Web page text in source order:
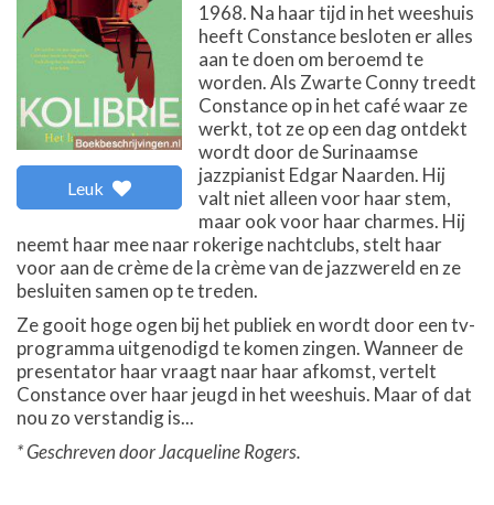
Leuk
1968. Na haar tijd in het weeshuis
heeft Constance besloten er alles
aan te doen om beroemd te
worden. Als Zwarte Conny treedt
Constance op in het café waar ze
werkt, tot ze op een dag ontdekt
wordt door de Surinaamse
jazzpianist Edgar Naarden. Hij
valt niet alleen voor haar stem,
maar ook voor haar charmes. Hij
neemt haar mee naar rokerige nachtclubs, stelt haar
voor aan de crème de la crème van de jazzwereld en ze
besluiten samen op te treden.
Ze gooit hoge ogen bij het publiek en wordt door een tv-
programma uitgenodigd te komen zingen. Wanneer de
presentator haar vraagt naar haar afkomst, vertelt
Constance over haar jeugd in het weeshuis. Maar of dat
nou zo verstandig is...
* Geschreven door Jacqueline Rogers.